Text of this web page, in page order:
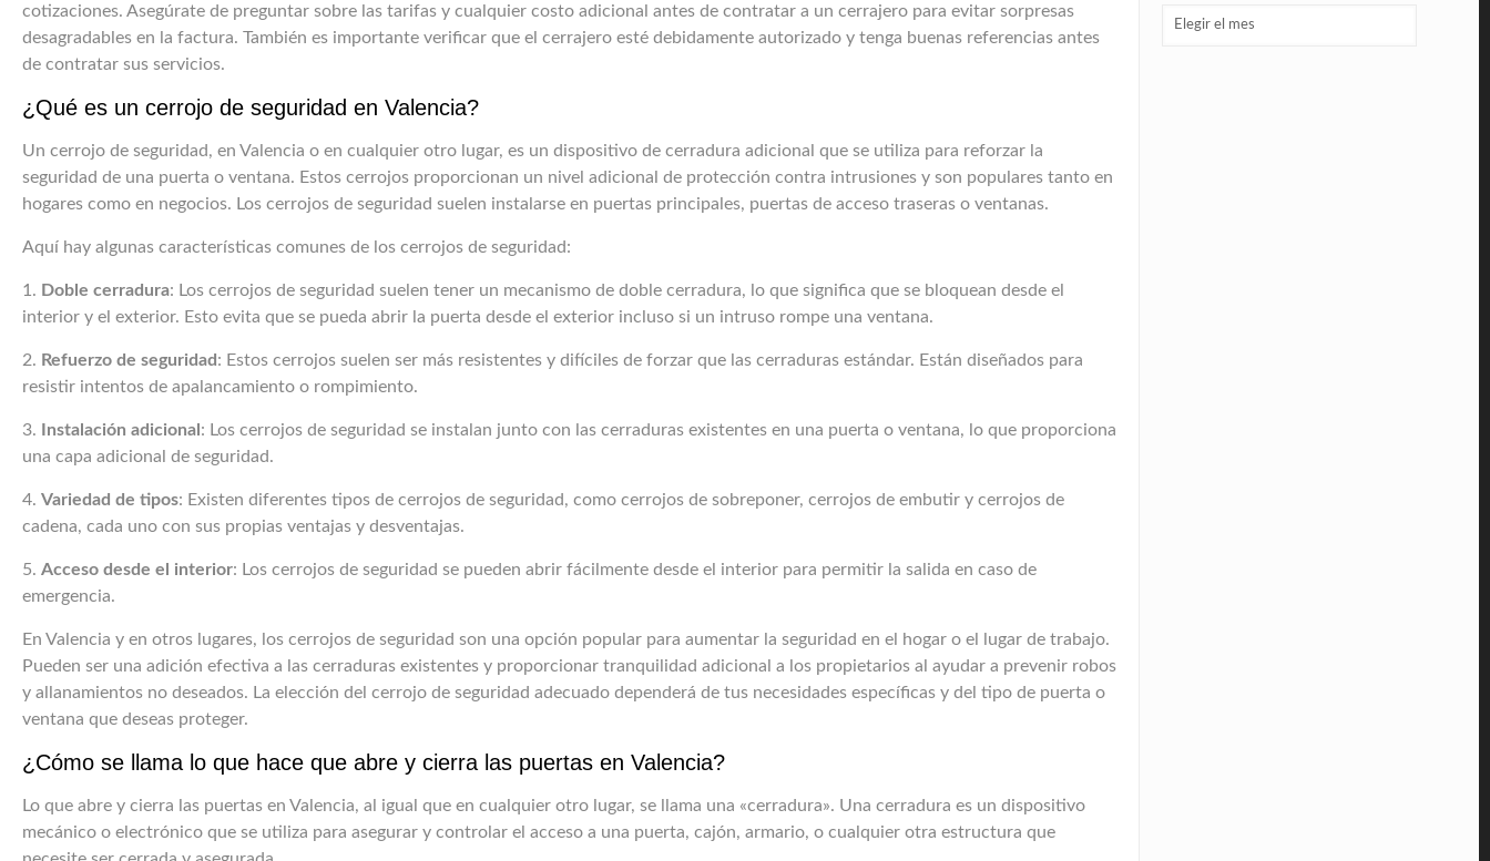
cotizaciones. Asegúrate de preguntar sobre las tarifas y cualquier costo adicional antes de contratar a un cerrajero para evitar sorpresas
desagradables en la factura. También es importante verificar que el cerrajero esté debidamente autorizado y tenga buenas referencias antes
de contratar sus servicios.
¿Qué es un cerrojo de seguridad en Valencia?
Un cerrojo de seguridad, en Valencia o en cualquier otro lugar, es un dispositivo de cerradura adicional que se utiliza para reforzar la
seguridad de una puerta o ventana. Estos cerrojos proporcionan un nivel adicional de protección contra intrusiones y son populares tanto en
hogares como en negocios. Los cerrojos de seguridad suelen instalarse en puertas principales, puertas de acceso traseras o ventanas.
Aquí hay algunas características comunes de los cerrojos de seguridad:
1. Doble cerradura: Los cerrojos de seguridad suelen tener un mecanismo de doble cerradura, lo que significa que se bloquean desde el
interior y el exterior. Esto evita que se pueda abrir la puerta desde el exterior incluso si un intruso rompe una ventana.
2. Refuerzo de seguridad : Estos cerrojos suelen ser más resistentes y difíciles de forzar que las cerraduras estándar. Están diseñados para
resistir intentos de apalancamiento o rompimiento.
3. Instalación adicional : Los cerrojos de seguridad se instalan junto con las cerraduras existentes en una puerta o ventana, lo que proporciona
una capa adicional de seguridad.
4.Variedad de tipos: Existen diferentes tipos de cerrojos de seguridad, como cerrojos de sobreponer, cerrojos de embutir y cerrojos de
cadena, cada uno con sus propias ventajas y desventajas.
5.Acceso desde el interior: Los cerrojos de seguridad se pueden abrir fácilmente desde el interior para permitir la salida en caso de
emergencia.
En Valencia y en otros lugares, los cerrojos de seguridad son una opción popular para aumentar la seguridad en el hogar o el lugar de trabajo.
Pueden ser una adición efectiva a las cerraduras existentes y proporcionar tranquilidad adicional a los propietarios al ayudar a prevenir robos
y allanamientos no deseados. La elección del cerrojo de seguridad adecuado dependerá de tus necesidades específicas y del tipo de puerta o
ventana que deseas proteger.
¿Cómo se llama lo que hace que abre y cierra las puertas en Valencia?
Lo que abre y cierra las puertas en Valencia, al igual que en cualquier otro lugar, se llama una «cerradura». Una cerradura es un dispositivo
mecánico o electrónico que se utiliza para asegurar y controlar el acceso a una puerta, cajón, armario, o cualquier otra estructura que
Archivos